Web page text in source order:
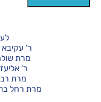
ר' עקיבא
מרת
ר'
מרת
מרת רחל